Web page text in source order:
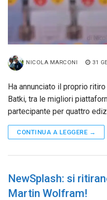
NICOLA MARCONI 31
Ha annunciato il proprio
Batki, tra le migliori
partecipante per quattro
CONTINUA A LEGGERE →
NewSplash: si
Martin Wolfram!